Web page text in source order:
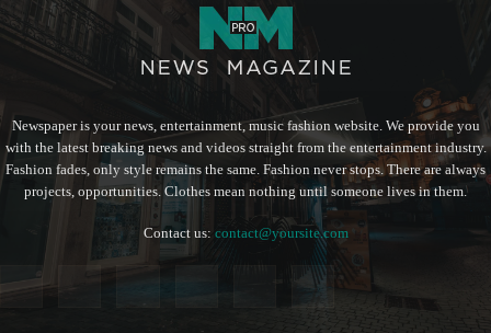
Newspaper is your news, entertainment, music fashion website. We provide you
with the latest breaking news and videos straight from the entertainment industry.
Fashion fades, only style remains the same. Fashion never stops. There are always
projects, opportunities. Clothes mean nothing until someone lives in them.
Contact us: contact@yoursite.com